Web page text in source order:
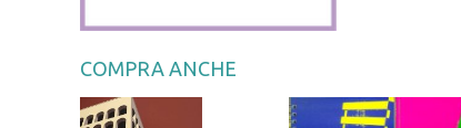
COMPRA ANCHE